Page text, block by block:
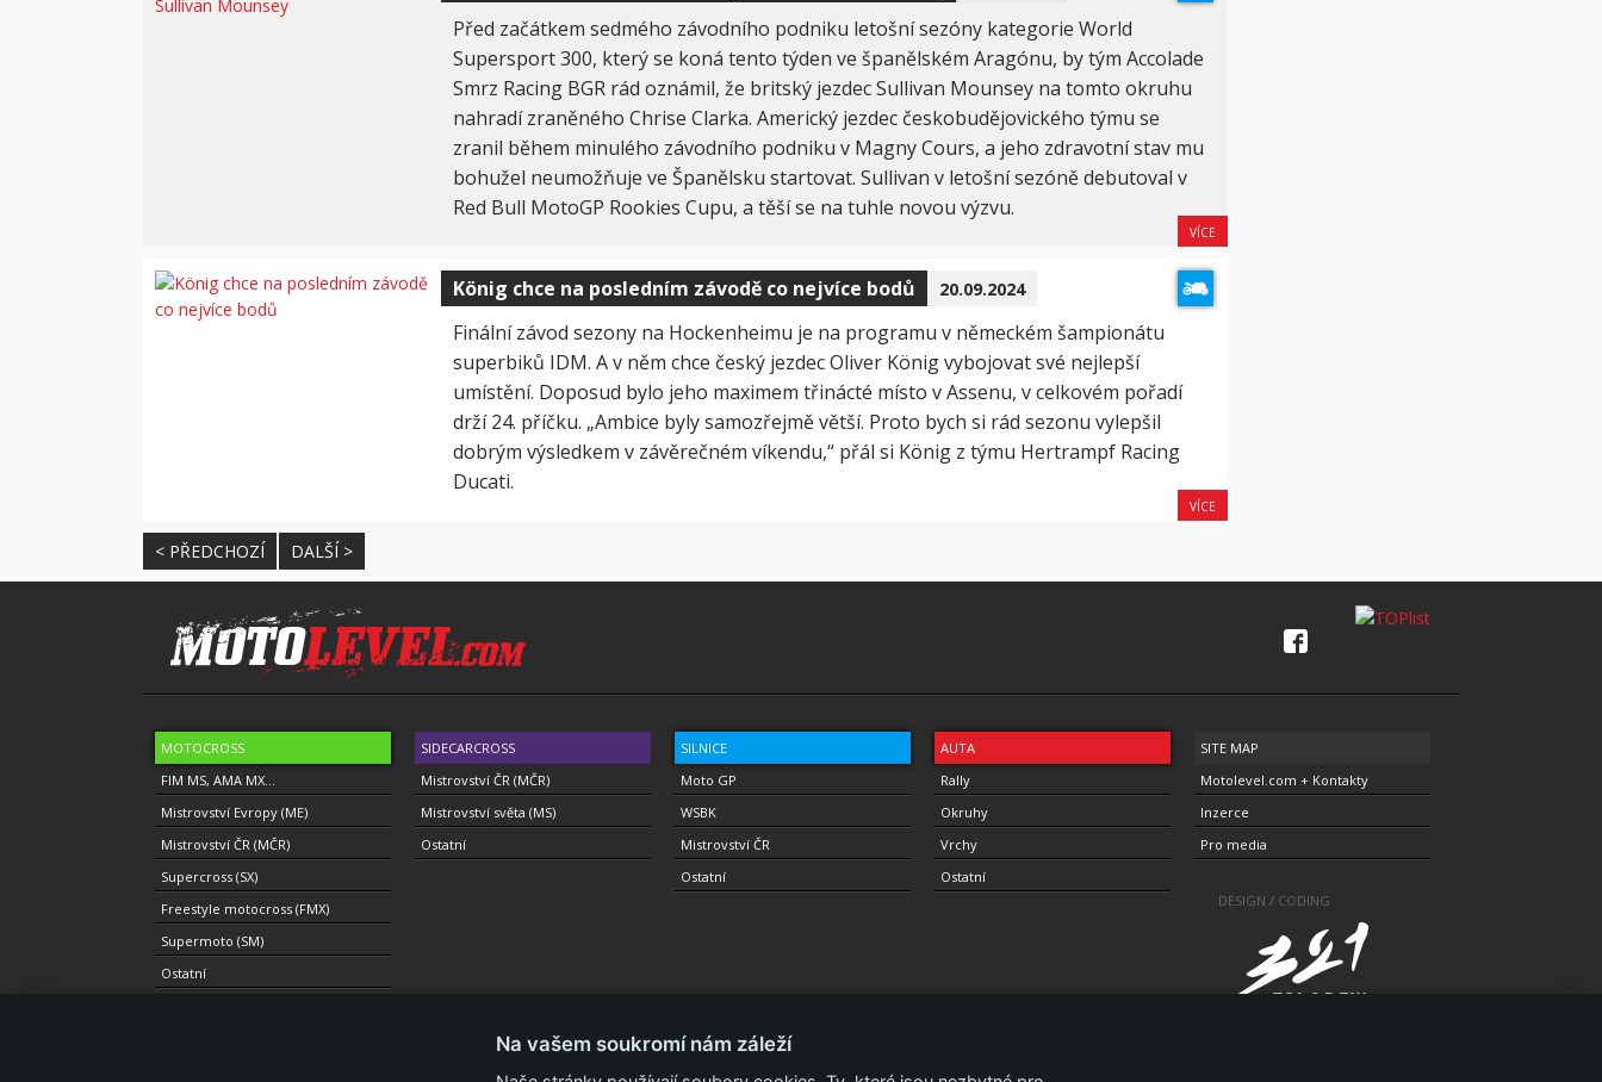
Před začátkem sedmého závodního podniku letošní sezóny kategorie World
Supersport 300, který se koná tento týden ve španělském Aragónu, by tým Accolade
Smrz Racing BGR rád oznámil, že britský jezdec Sullivan Mounsey na tomto okruhu
nahradí zraněného Chrise Clarka. Americký jezdec českobudějovického týmu se
zranil během minulého závodního podniku v Magny Cours, a jeho zdravotní stav mu
bohužel neumožňuje ve Španělsku startovat. Sullivan v letošní sezóně debutoval v
Red Bull MotoGP Rookies Cupu, a těší se na tuhle novou výzvu.
VÍCE
König chce na posledním závodě co nejvíce bodů 20.09.2024
Finální závod sezony na Hockenheimu je na programu v německém šampionátu
superbiků IDM. A v něm chce český jezdec Oliver König vybojovat své nejlepší
umístění. Doposud bylo jeho maximem třinácté místo v Assenu, v celkovém pořadí
drží 24. příčku. „Ambice byly samozřejmě větší. Proto bych si rád sezonu vylepšil
dobrým výsledkem v závěrečném víkendu,“ přál si König z týmu Hertrampf Racing
Ducati.
VÍCE
< PŘEDCHOZÍ DALŠÍ >
MOTOCROSS
FIM MS, AMA MX...
Mistrovství Evropy (ME)
Mistrovství ČR (MČR)
Supercross (SX)
Freestyle motocross (FMX)
Supermoto (SM)
Ostatní
SIDECARCROSS
Mistrovství ČR (MČR)
Mistrovství světa (MS)
Ostatní
SILNICE
Moto GP
WSBK
Mistrovství ČR
Ostatní
AUTA
Rally
Okruhy
Vrchy
Ostatní
SITE MAP
Motolevel.com + Kontakty
Inzerce
Pro media
DESIGN / CODING
Na vašem soukromí nám záleží